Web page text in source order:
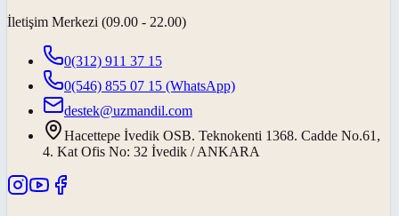
İletişim Merkezi (09.00 - 22.00)
0(312) 911 37 15
0(546) 855 07 15 (WhatsApp)
destek@uzmandil.com
Hacettepe İvedik OSB. Teknokenti 1368. Cadde No.61,
4. Kat Ofis No: 32 İvedik / ANKARA